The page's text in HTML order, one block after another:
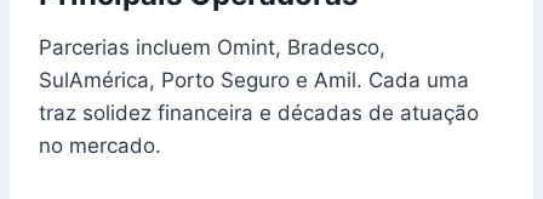
Parcerias incluem Omint, Bradesco,
SulAmérica, Porto Seguro e Amil. Cada uma
traz solidez financeira e décadas de atuação
no mercado.